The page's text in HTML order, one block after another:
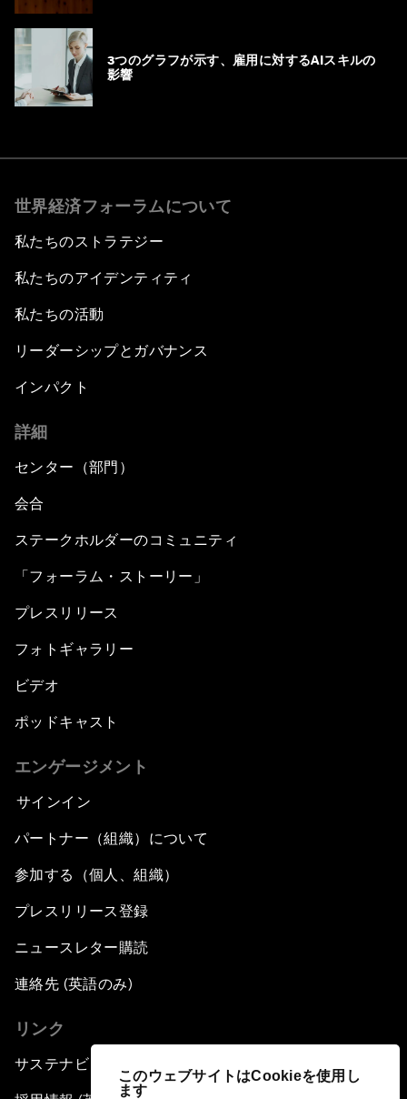
このウェブサイトはCookieを使用し
ます
3つのグラフが示す、雇用に対するAIスキルの
影響
世界経済フォーラムについて
私たちのストラテジー
私たちのアイデンティティ
私たちの活動
リーダーシップとガバナンス
インパクト
詳細
センター（部門）
会合
ステークホルダーのコミュニティ
「フォーラム・ストーリー」
プレスリリース
フォトギャラリー
ビデオ
ポッドキャスト
エンゲージメント
サインイン
パートナー（組織）について
参加する（個人、組織）
プレスリリース登録
ニュースレター購読
連絡先 (英語のみ)
リンク
サステナビリティへの取り組み